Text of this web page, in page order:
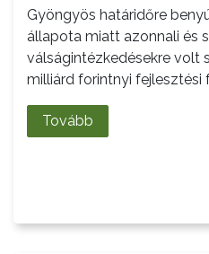
A
VÁROS
PÉNZÜGYEI
KÖLTSÉGVETÉSI
Gyöngyös határidőre
állapota miatt azonnali és
válságintézkedésekre volt
milliárd forintnyi fejlesztési
Tovább